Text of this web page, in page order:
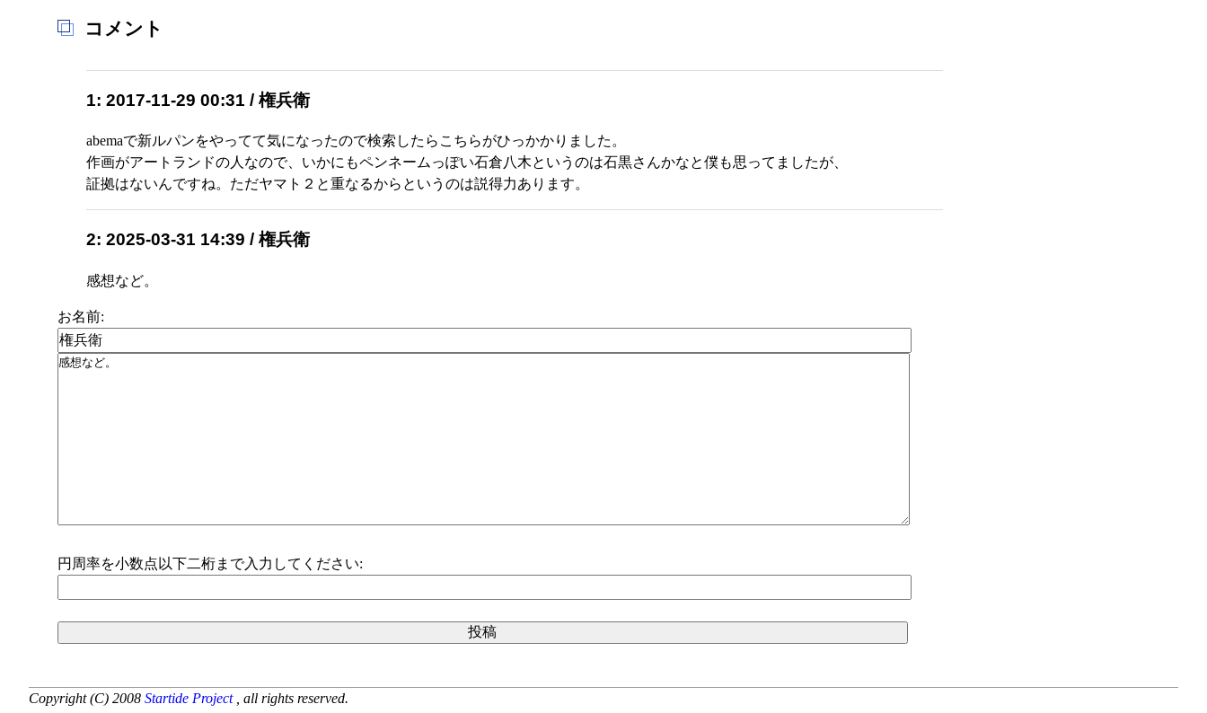
コメント
1: 2017-11-29 00:31 / 権兵衛
abemaで新ルパンをやってて気になったので検索したらこちらがひっかかりました。
作画がアートランドの人なので、いかにもペンネームっぽい石倉八木というのは石黒さんかなと僕も思ってましたが、
証拠はないんですね。ただヤマト２と重なるからというのは説得力あります。
2: 2025-03-31 14:39 / 権兵衛
感想など。
お名前:
円周率を小数点以下二桁まで入力してください:
Copyright (C) 2008 Startide Project , all rights reserved.